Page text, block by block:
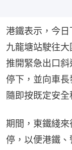
港鐵表示，今
九龍塘站駛往
推開緊急出口
停下，並向車長
隨即按既定安全
期間，東鐵綫
停，以便港鐵